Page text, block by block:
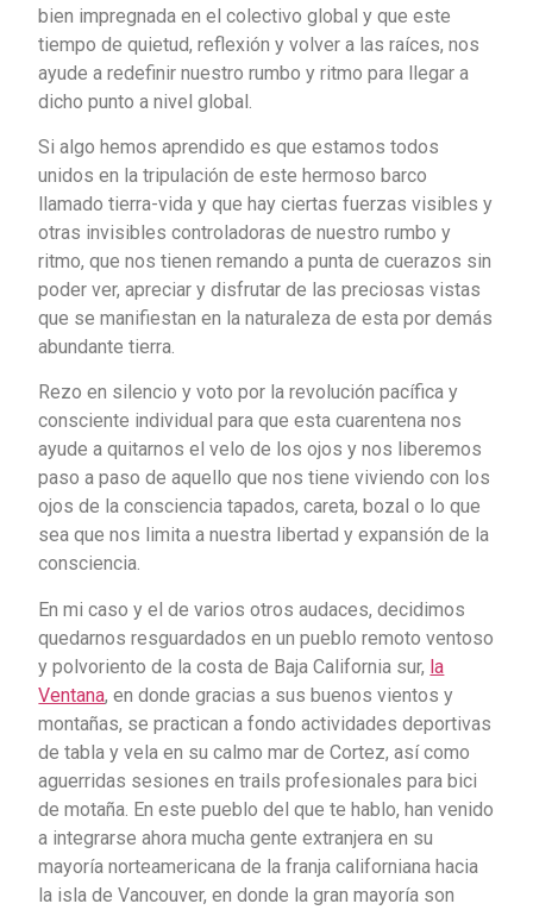
bien impregnada en el colectivo global y que este
tiempo de quietud, reflexión y volver a las raíces, nos
ayude a redefinir nuestro rumbo y ritmo para llegar a
dicho punto a nivel global.
Si algo hemos aprendido es que estamos todos
unidos en la tripulación de este hermoso barco
llamado tierra-vida y que hay ciertas fuerzas visibles y
otras invisibles controladoras de nuestro rumbo y
ritmo, que nos tienen remando a punta de cuerazos sin
poder ver, apreciar y disfrutar de las preciosas vistas
que se manifiestan en la naturaleza de esta por demás
abundante tierra.
Rezo en silencio y voto por la revolución pacífica y
consciente individual para que esta cuarentena nos
ayude a quitarnos el velo de los ojos y nos liberemos
paso a paso de aquello que nos tiene viviendo con los
ojos de la consciencia tapados, careta, bozal o lo que
sea que nos limita a nuestra libertad y expansión de la
consciencia.
En mi caso y el de varios otros audaces, decidimos
quedarnos resguardados en un pueblo remoto ventoso
y polvoriento de la costa de Baja California sur, la
Ventana, en donde gracias a sus buenos vientos y
montañas, se practican a fondo actividades deportivas
de tabla y vela en su calmo mar de Cortez, así como
aguerridas sesiones en trails profesionales para bici
de motaña. En este pueblo del que te hablo, han venido
a integrarse ahora mucha gente extranjera en su
mayoría norteamericana de la franja californiana hacia
la isla de Vancouver, en donde la gran mayoría son